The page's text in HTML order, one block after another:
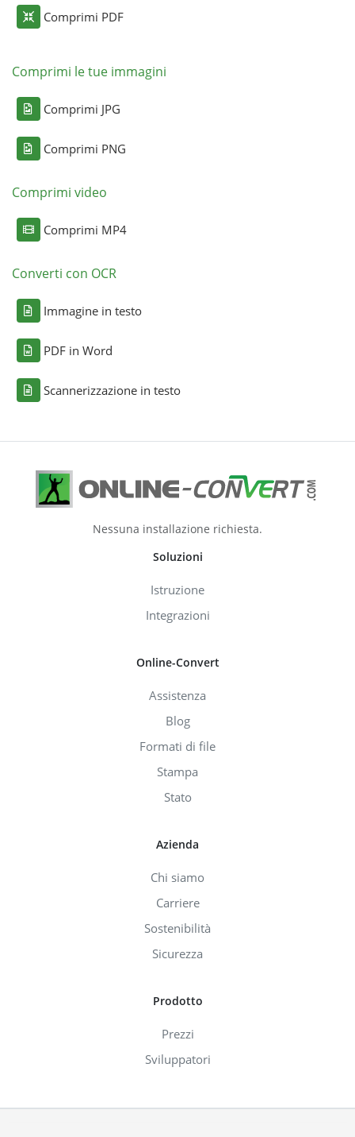
Comprimi PDF
Comprimi le tue immagini
Comprimi JPG
Comprimi PNG
Comprimi video
Comprimi MP4
Converti con OCR
Immagine in testo
PDF in Word
Scannerizzazione in testo
Nessuna installazione richiesta.
Soluzioni
Istruzione
Integrazioni
Online-Convert
Assistenza
Blog
Formati di file
Stampa
Stato
Azienda
Chi siamo
Carriere
Sostenibilità
Sicurezza
Prodotto
Prezzi
Sviluppatori